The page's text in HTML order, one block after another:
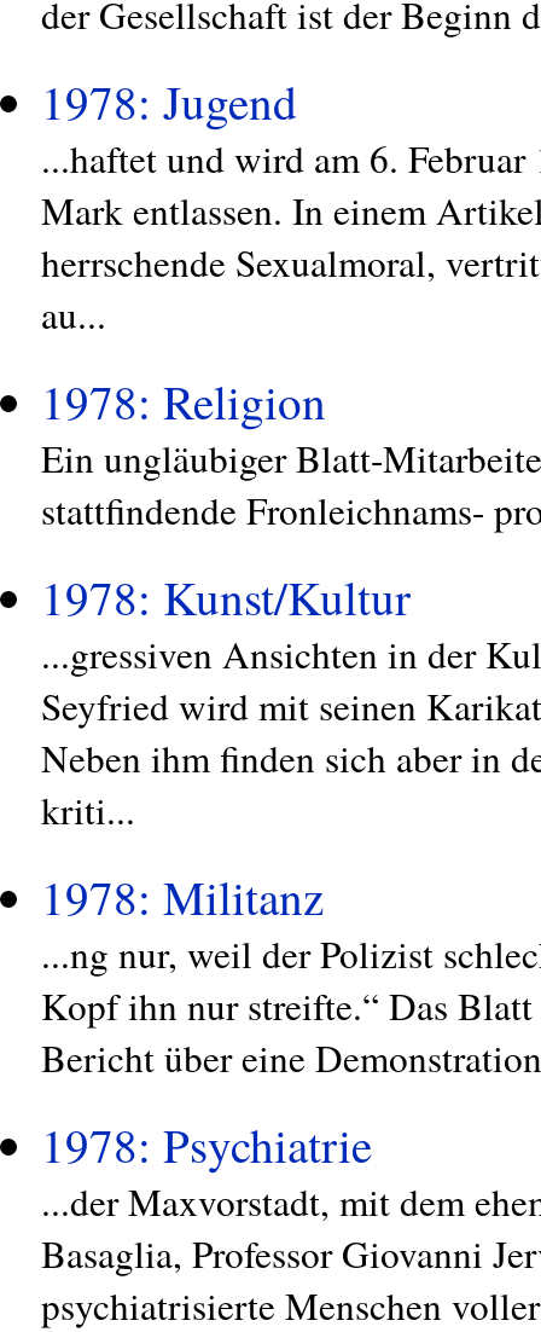
der Gesellschaft ist der Beginn
1978: Jugend
...haftet und wird am 6.
Mark entlassen. In einem
herrschende Sexualmoral,
au...
1978: Religion
Ein ungläubiger Blatt-
stattfindende Fronleichnams-
1978: Kunst/Kultur
...gressiven Ansichten in der
Seyfried wird mit seinen
Neben ihm finden sich aber in
kriti...
1978: Militanz
...ng nur, weil der Polizist
Kopf ihn nur streifte.“ Das
Bericht über eine
1978: Psychiatrie
...der Maxvorstadt, mit dem
Basaglia, Professor Giovanni
psychiatrisierte Menschen